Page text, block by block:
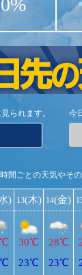
られます。 今
間ごとの天気やそ
) 13(木)
30℃
23℃
14(金)
28℃
23℃